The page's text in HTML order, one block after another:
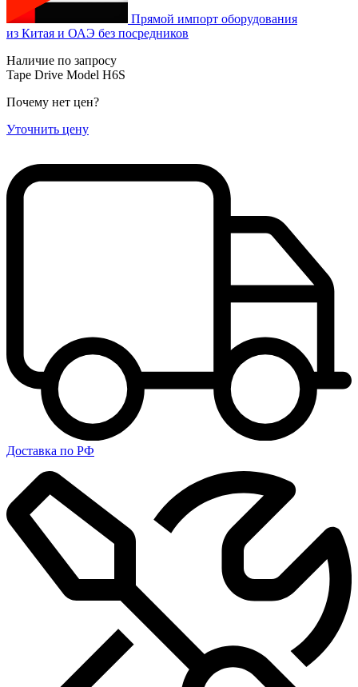
Прямой импорт оборудования
из Китая и ОАЭ без посредников
Наличие по запросу
Tape Drive Model H6S
Почему нет цен?
Уточнить цену
Доставка по РФ